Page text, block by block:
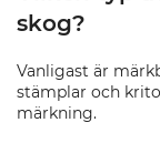
skog?
Vanligast är
stämplar och
märkning.